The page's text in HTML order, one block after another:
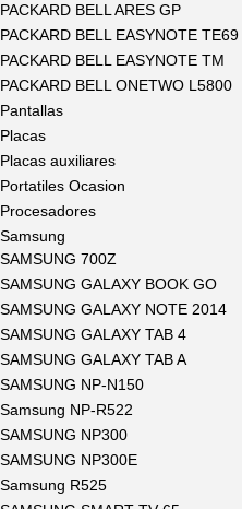
PACKARD BELL ARES GP
PACKARD BELL EASYNOTE TE69
PACKARD BELL EASYNOTE TM
PACKARD BELL ONETWO L5800
Pantallas
Placas
Placas auxiliares
Portatiles Ocasion
Procesadores
Samsung
SAMSUNG 700Z
SAMSUNG GALAXY BOOK GO
SAMSUNG GALAXY NOTE 2014
SAMSUNG GALAXY TAB 4
SAMSUNG GALAXY TAB A
SAMSUNG NP-N150
Samsung NP-R522
SAMSUNG NP300
SAMSUNG NP300E
Samsung R525